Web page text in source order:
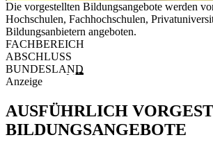
Die vorgestellten Bildungsangebote werden
Hochschulen, Fachhochschulen,
Bildungsanbietern angeboten.
FACHBEREICH
ABSCHLUSS
BUNDESLAND
Anzeige
AUSFÜHRLICH
BILDUNGSANGEBOTE